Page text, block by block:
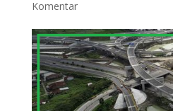
Komentar